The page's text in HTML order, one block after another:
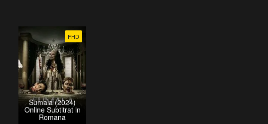
FHD
Sumala (2024)
Online Subtitrat in
Romana